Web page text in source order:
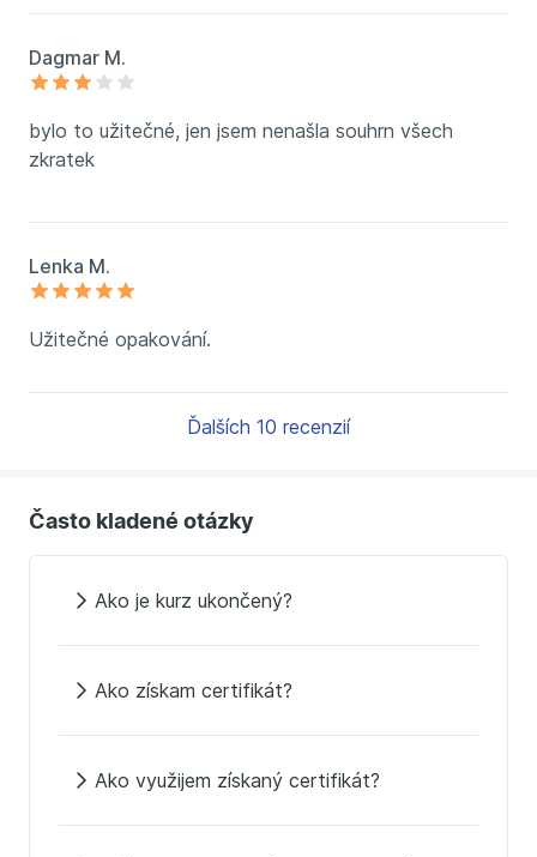
Dagmar M.
bylo to užitečné, jen jsem nenašla souhrn všech
zkratek
Lenka M.
Užitečné opakování.
Ďalších 10 recenzií
Často kladené otázky
Ako je kurz ukončený?
Ako získam certifikát?
Ako využijem získaný certifikát?